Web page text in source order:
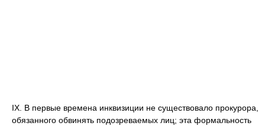
IX. В первые времена инквизиции не существовало прокурора,
обязанного обвинять подозреваемых лиц; эта формальность